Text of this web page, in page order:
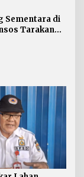
Sementara di
Tarakan